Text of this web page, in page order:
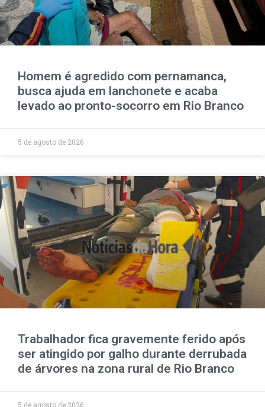
Homem é agredido com pernamanca,
busca ajuda em lanchonete e acaba
levado ao pronto-socorro em Rio Branco
5 de agosto de 2026
Trabalhador fica gravemente ferido após
ser atingido por galho durante derrubada
de árvores na zona rural de Rio Branco
5 de agosto de 2026